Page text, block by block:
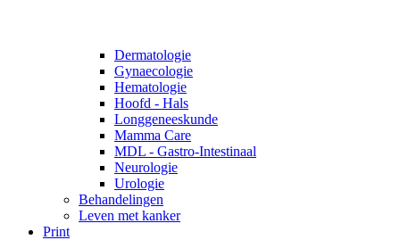
Dermatologie
Gynaecologie
Hematologie
Hoofd - Hals
Longgeneeskunde
Mamma Care
MDL - Gastro-Intestinaal
Neurologie
Urologie
Behandelingen
Leven met kanker
Print